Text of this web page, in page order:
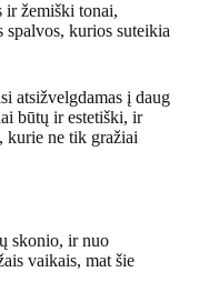
ir žemiški tonai,
spalvos, kurios suteikia
atsižvelgdamas į daug
būtų ir estetiški, ir
kurie ne tik gražiai
skonio, ir nuo
vaikais, mat šie